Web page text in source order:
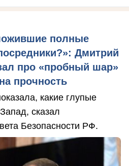
полные
Дмитрий
про «пробный шар»
прочность
какие глупые
сказал
Безопасности РФ.